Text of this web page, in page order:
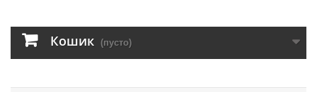
Кошик (пусто)